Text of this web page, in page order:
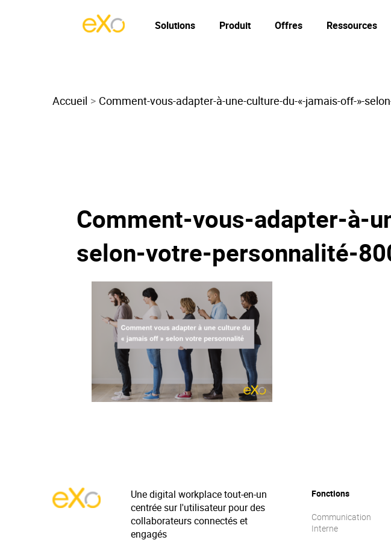
Solutions Produit Offres Ressources
Accueil Comment-vous-adapter-à-une-culture-du-«-jamais-off-»-
Comment-vous-adapter-à-
selon-votre-personnalité-
Une digital workplace tout-en-un
centrée sur l'utilisateur pour des
collaborateurs connectés et
engagés
Fonctions
Communication
Interne